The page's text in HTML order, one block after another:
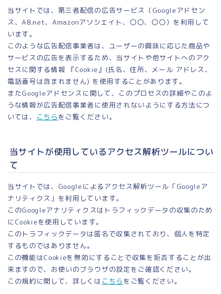
当サイトでは、第三者配信の広告サービス（Googleアドセン
ス、A8.net、Amazonアソシエイト、〇〇、〇〇）を利用して
います。
このような広告配信事業者は、ユーザーの興味に応じた商品や
サービスの広告を表示するため、当サイトや他サイトへのアク
セスに関する情報 『Cookie』(氏名、住所、メール アドレス、
電話番号は含まれません) を使用することがあります。
またGoogleアドセンスに関して、このプロセスの詳細やこのよ
うな情報が広告配信事業者に使用されないようにする方法につ
いては、
こちら をご覧ください。
当サイトが使用しているアクセス解析ツールについ
て
当サイトでは、Googleによるアクセス解析ツール「Googleア
ナリティクス」を利用しています。
このGoogleアナリティクスはトラフィックデータの収集のため
にCookieを使用しています。
このトラフィックデータは匿名で収集されており、個人を特定
するものではありません。
この機能はCookieを無効にすることで収集を拒否することが出
来ますので、お使いのブラウザの設定をご確認ください。
この規約に関して、詳しくは こちら をご覧ください。